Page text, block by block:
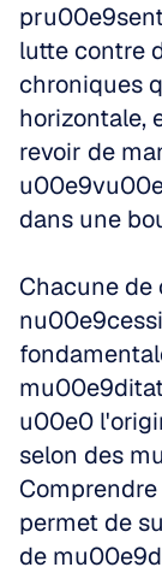
lutte contre
chroniques
horizontale,
revoir de
dans une
Chacune
u00e0
selon des
permet de
de